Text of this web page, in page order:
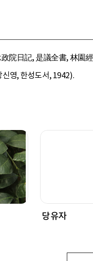
院日記, 是議全書, 林園
영, 한성도서, 1942).
당유자